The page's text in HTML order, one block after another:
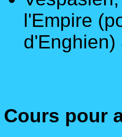
l'Empire
Cours pour